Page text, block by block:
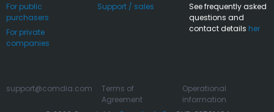
For public
purchasers
For private
companies
Support / sales
See frequently asked
questions and
contact details her
support@comdia.com
Terms of
Agreement
Operational
information